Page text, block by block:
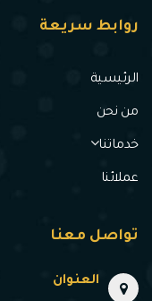
روابط سريعة
الرئيسية
من نحن
خدماتنا
عملائنا
تواصل معنا
العنوان